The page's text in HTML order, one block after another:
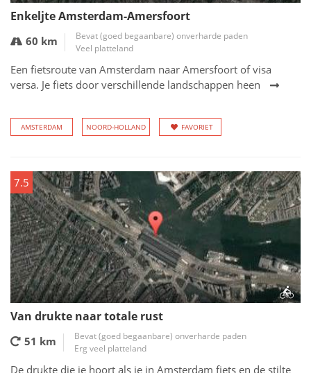
Enkeljte Amsterdam-Amersfoort
60 km
Bevat (goed begaanbare) onverharde paden
Veel platteland
Een fietsroute van Amsterdam naar Amersfoort of visa
versa. Je fiets door verschillende landschappen heen
AMSTERDAM NOORD-HOLLAND FAVORIET
7.5
Van drukte naar totale rust
51 km
Bevat (goed begaanbare) onverharde paden
Erg veel platteland
De drukte die je hoort als je in Amsterdam fiets en de stilte